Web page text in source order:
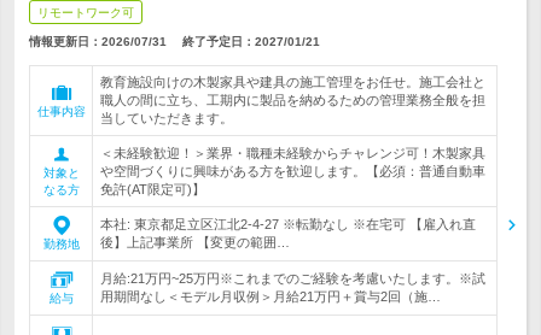
リモートワーク可
情報更新日：2026/07/31 終了予定日： 2027/01/21
仕事内容
教育施設向けの木製家具や建具の施工管理をお任せ。施工会社と
職人の間に立ち、工期内に製品を納めるための管理業務全般を担
当していただきます。
対象と
なる方
＜未経験歓迎！＞業界・職種未経験からチャレンジ可！木製家具
や空間づくりに興味がある方を歓迎します。【必須：普通自動車
免許(AT限定可)】
勤務地
本社: 東京都足立区江北2-4-27 ※転勤なし ※在宅可 【雇入れ直
後】上記事業所 【変更の範囲…
給与
月給:21万円~25万円※これまでのご経験を考慮いたします。※試
用期間なし＜モデル月収例＞月給21万円＋賞与2回（施…